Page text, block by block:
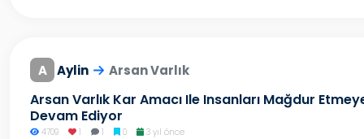
A Aylin Arsan Varlık
Arsan Varlık Kar Amacı Ile Insanları Mağdur
Devam Ediyor
4709 1 1 0 3 yıl önce